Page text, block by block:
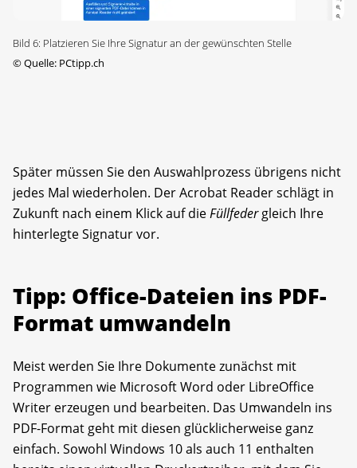
Bild 6: Platzieren Sie Ihre Signatur an der gewünschten Stelle
©Quelle: PCtipp.ch
Später müssen Sie den Auswahlprozess übrigens nicht
jedes Mal wiederholen. Der Acrobat Reader schlägt in
Zukunft nach einem Klick auf dieFüllfedergleich Ihre
hinterlegte Signatur vor.
Tipp: Office-Dateien ins PDF-
Format umwandeln
Meist werden Sie Ihre Dokumente zunächst mit
Programmen wie Microsoft Word oder LibreOffice
Writer erzeugen und bearbeiten. Das Umwandeln ins
PDF-Format geht mit diesen glücklicherweise ganz
einfach. Sowohl Windows 10 als auch 11 enthalten